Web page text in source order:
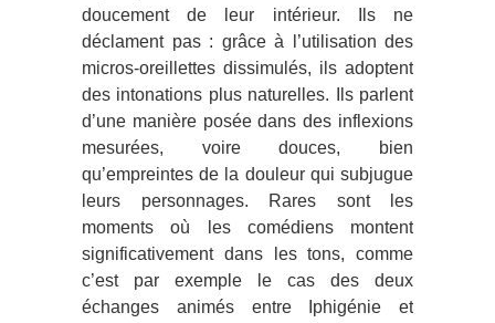
doucement de leur intérieur. Ils ne
déclament pas : grâce à l’utilisation des
micros-oreillettes dissimulés, ils adoptent
des intonations plus naturelles. Ils parlent
d’une manière posée dans des inflexions
mesurées, voire douces, bien
qu’empreintes de la douleur qui subjugue
leurs personnages. Rares sont les
moments où les comédiens montent
significativement dans les tons, comme
c’est par exemple le cas des deux
échanges animés entre Iphigénie et